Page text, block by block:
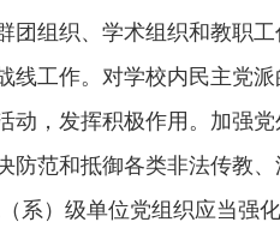
组织、学术组织和教职工
工作。对学校内民主党派
动，发挥积极作用。加强
防范和抵御各类非法传教
）级单位党组织应当强化